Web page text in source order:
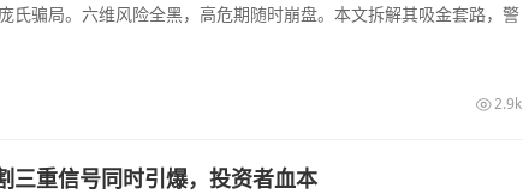
氏骗局。六维风险全黑，高危期随时崩盘。本文拆解其吸金套路，警
2.9k
三重信号同时引爆，投资者血本